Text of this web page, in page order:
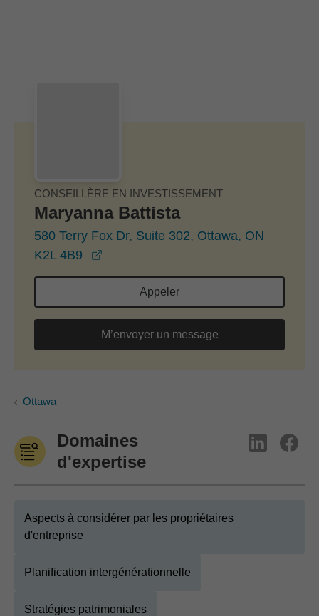
CONSEILLÈRE EN INVESTISSEMENT
Maryanna Battista
580 Terry Fox Dr, Suite 302, Ottawa, ON
K2L 4B9
Appeler
M’envoyer un message
Ottawa
Domaines
d'expertise
Aspects à considérer par les propriétaires
d'entreprise
Planification intergénérationnelle
Stratégies patrimoniales